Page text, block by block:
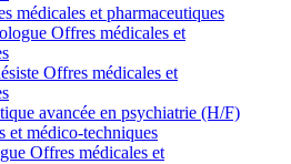
médicales et pharmaceutiques
Offres médicales et
Offres médicales et
avancée en psychiatrie (H/F)
et médico-techniques
Offres médicales et